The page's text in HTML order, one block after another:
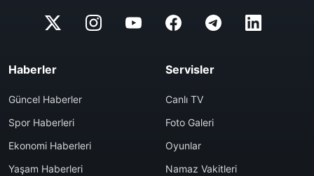
Haberler
Güncel Haberler
Spor Haberleri
Ekonomi Haberleri
Yaşam Haberleri
Servisler
Canlı TV
Foto Galeri
Oyunlar
Namaz Vakitleri